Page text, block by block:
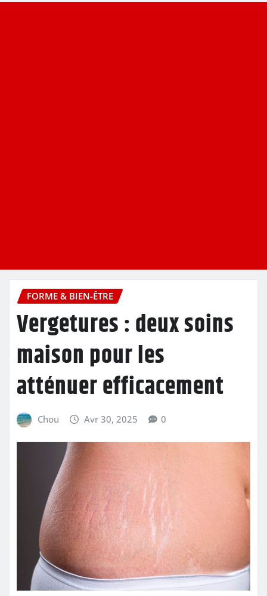
FORME & BIEN-ÊTRE
Vergetures : deux soins
maison pour les
atténuer efficacement
Chou Avr 30, 2025 0